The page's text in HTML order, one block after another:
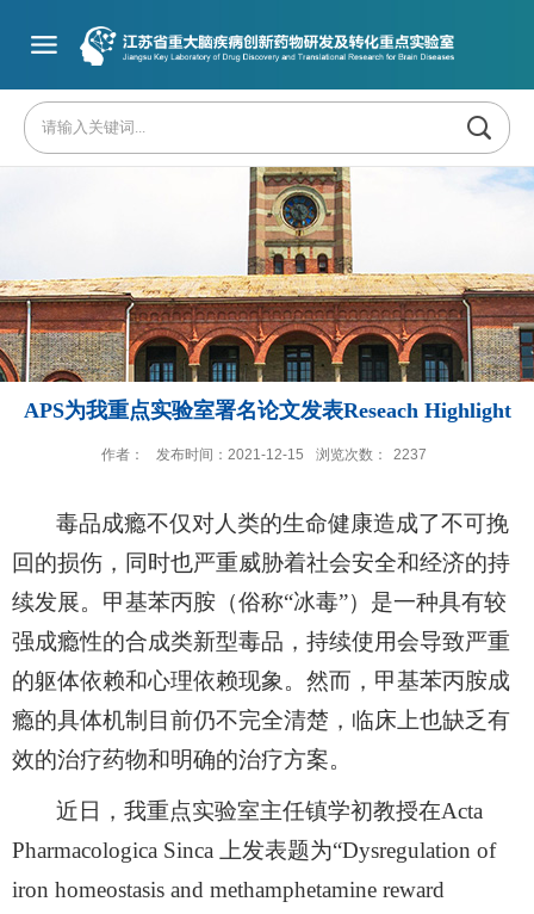
APS为我重点实验室署名论文发表Reseach Highlight
作者： 发布时间：2021-12-15 浏览次数： 2237
毒品成瘾不仅对人类的生命健康造成了不可挽
回的损伤，同时也严重威胁着社会安全和经济的持
续发展。甲基苯丙胺（俗称“冰毒”）是一种具有较
强成瘾性的合成类新型毒品，持续使用会导致严重
的躯体依赖和心理依赖现象。然而，甲基苯丙胺成
瘾的具体机制目前仍不完全清楚，临床上也缺乏有
效的治疗药物和明确的治疗方案。
近日，我重点实验室主任镇学初教授在Acta
Pharmacologica Sinca
上发表题为“Dysregulation of
iron homeostasis and methamphetamine reward